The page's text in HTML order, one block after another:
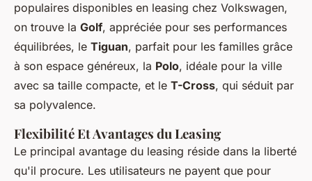
populaires disponibles en leasing chez Volkswagen,
on trouve la Golf, appréciée pour ses performances
équilibrées, le Tiguan, parfait pour les familles grâce
à son espace généreux, la Polo, idéale pour la ville
avec sa taille compacte, et le T-Cross, qui séduit par
sa polyvalence.
Flexibilité Et Avantages du Leasing
Le principal avantage du leasing réside dans la liberté
qu'il procure. Les utilisateurs ne payent que pour